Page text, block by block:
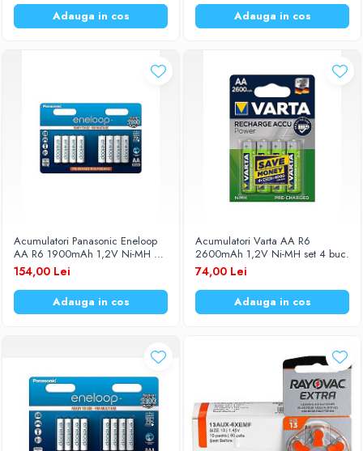
Adauga in cos Adauga in cos
Acumulatori Panasonic Eneloop
AA R6 1900mAh 1,2V Ni-MH BK-
3MCCE/8BE set 8 buc.
154,00 Lei
Adauga in cos
Acumulatori Varta AA R6
2600mAh 1,2V Ni-MH set 4 buc.
74,00 Lei
Adauga in cos